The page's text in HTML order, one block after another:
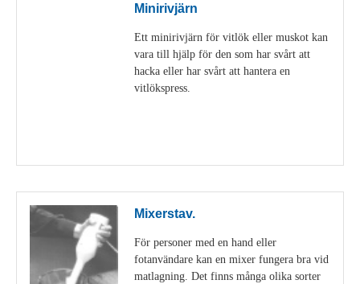
Minirivjärn
Ett minirivjärn för vitlök eller muskot kan
vara till hjälp för den som har svårt att
hacka eller har svårt att hantera en
vitlökspress.
Mixerstav.
För personer med en hand eller
fotanvändare kan en mixer fungera bra vid
matlagning. Det finns många olika sorter